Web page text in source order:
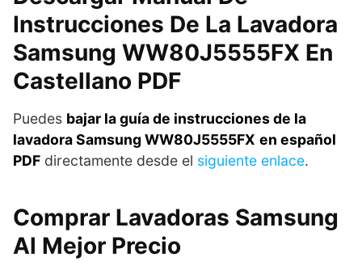
Instrucciones De La Lavadora
Samsung WW80J5555FX En
Castellano PDF
Puedes bajar la guía de instrucciones de la
lavadora Samsung WW80J5555FX en español
PDF directamente desde el siguiente enlace.
Comprar Lavadoras Samsung
Al Mejor Precio